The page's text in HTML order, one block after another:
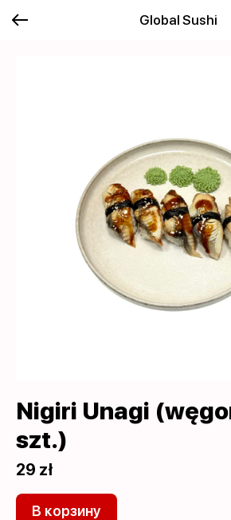
Global Sushi
Nigiri Unagi
szt.)
29 zł
В корзину